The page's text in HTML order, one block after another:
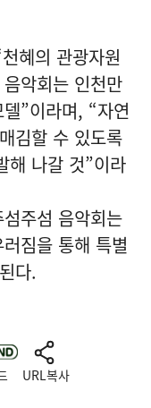
혜의 관광자원
악회는 인천만
”이라며, “자연
김할 수 있도록
해 나갈 것”이라
주섬 음악회는
짐을 통해 특별
다.
URL복사